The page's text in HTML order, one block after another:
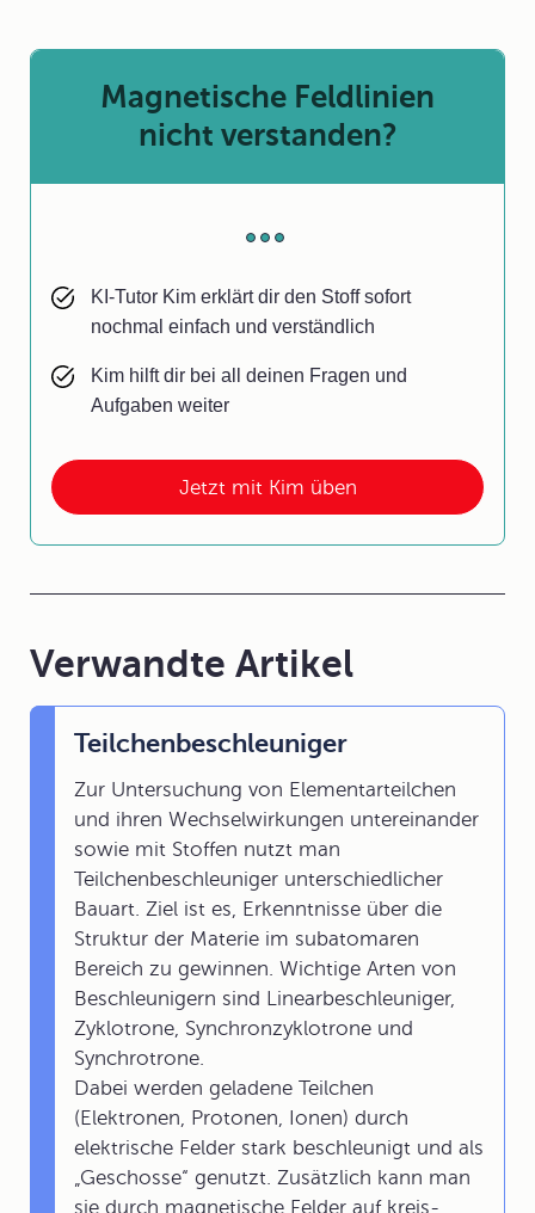
Jetzt mit Kim üben
Magnetische Feldlinien
nicht verstanden?
KI-Tutor Kim erklärt dir den Stoff sofort
nochmal einfach und verständlich
Kim hilft dir bei all deinen Fragen und
Aufgaben weiter
Verwandte Artikel
Teilchenbeschleuniger
Zur Untersuchung von Elementarteilchen
und ihren Wechselwirkungen untereinander
sowie mit Stoffen nutzt man
Teilchenbeschleuniger unterschiedlicher
Bauart. Ziel ist es, Erkenntnisse über die
Struktur der Materie im subatomaren
Bereich zu gewinnen. Wichtige Arten von
Beschleunigern sind Linearbeschleuniger,
Zyklotrone, Synchronzyklotrone und
Synchrotrone.
Dabei werden geladene Teilchen
(Elektronen, Protonen, Ionen) durch
elektrische Felder stark beschleunigt und als
„Geschosse“ genutzt. Zusätzlich kann man
sie durch magnetische Felder auf kreis-